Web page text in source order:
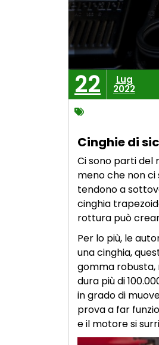
22 Lug
2022
Cinghie di
Ci sono parti del
meno che non ci
tendono a
cinghia
rottura può
Per lo più, le
una cinghia,
gomma robusta,
dura più di
in grado di
prova a far
e il motore si